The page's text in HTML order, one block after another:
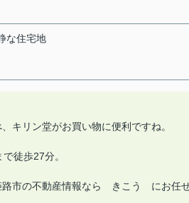
な住宅地
キリン堂がお買い物に便利ですね。
徒歩27分。
の不動産情報なら きこう にお任せ